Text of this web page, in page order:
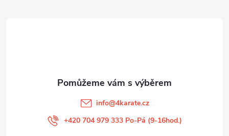
info@4karate.cz
+420 704 979 333 Po-Pá (9-16hod.)